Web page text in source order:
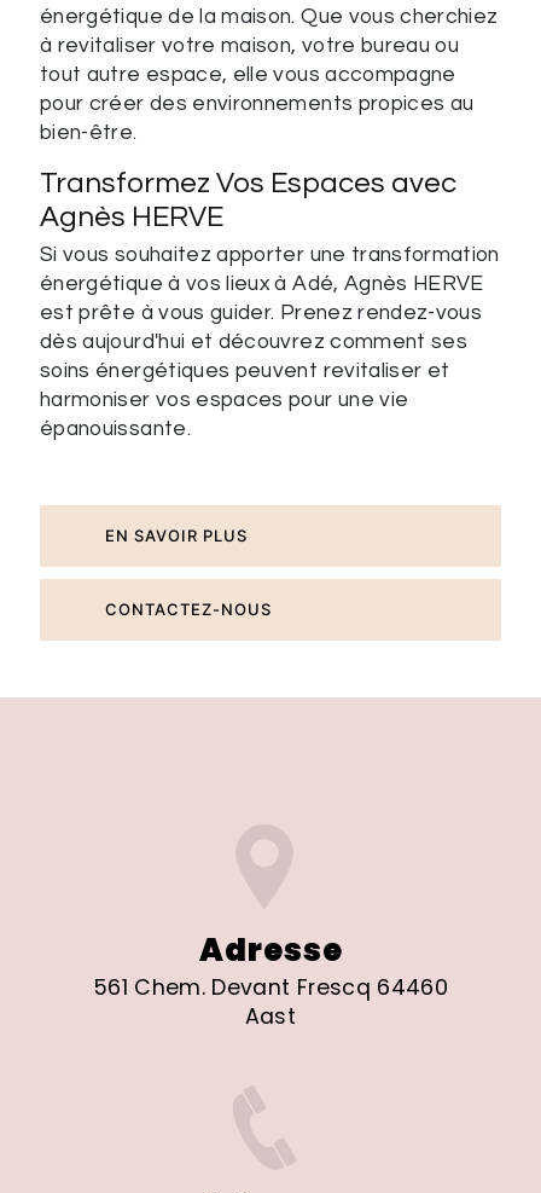
énergétique de la maison. Que vous cherchiez
à revitaliser votre maison, votre bureau ou
tout autre espace, elle vous accompagne
pour créer des environnements propices au
bien-être.
Transformez Vos Espaces avec
Agnès HERVE
Si vous souhaitez apporter une transformation
énergétique à vos lieux à Adé, Agnès HERVE
est prête à vous guider. Prenez rendez-vous
dès aujourd'hui et découvrez comment ses
soins énergétiques peuvent revitaliser et
harmoniser vos espaces pour une vie
épanouissante.
EN SAVOIR PLUS
CONTACTEZ-NOUS
Adresse
561 Chem. Devant Frescq 64460
Aast